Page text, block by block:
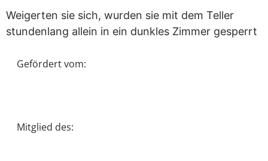
Weigerten sie sich, wurden sie mit dem Teller
stundenlang allein in ein dunkles Zimmer gesperrt
Gefördert vom:
Mitglied des: